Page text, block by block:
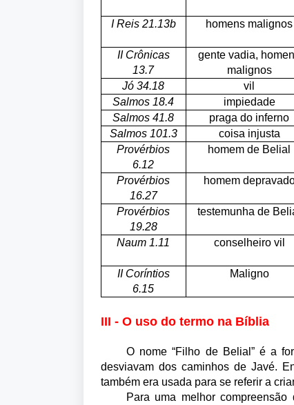
I Reis 21.13b
homens malignos
II Crônicas
13.7
gente vadia,
malignos
Jó 34.18
vil
Salmos 18.4
impiedade
Salmos 41.8
praga do inferno
Salmos 101.3
coisa injusta
Provérbios
6.12
homem de Belial
Provérbios
16.27
homem
Provérbios
19.28
testemunha de
Naum 1.11 conselheiro vil
II Coríntios
6.15
Maligno
III - O uso do termo na Bíblia
O nome “Filho de Belial” é a
desviavam dos caminhos de Javé.
também era usada para se referir a
Para uma melhor